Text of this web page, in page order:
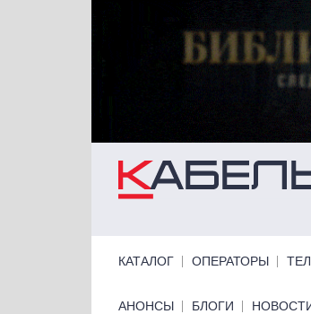
КАТАЛОГ ОПЕРАТОРЫ
Primary links bottom
АНОНСЫ БЛОГИ